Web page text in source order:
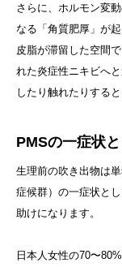
さらに、ホルモン変
なる「角質肥厚」が
皮脂が滞留した空間
れた炎症性ニキビへ
したり触れたりする
PMSの一症状
生理前の吹き出物は
症候群）の一症状と
助けになります。
日本人女性の70〜